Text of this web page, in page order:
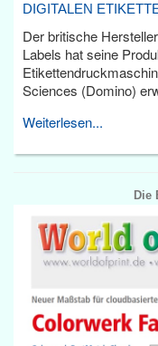
DIGITALEN
Der britische
Labels hat seine
Sciences (Domino)
Weiterlesen...
Die